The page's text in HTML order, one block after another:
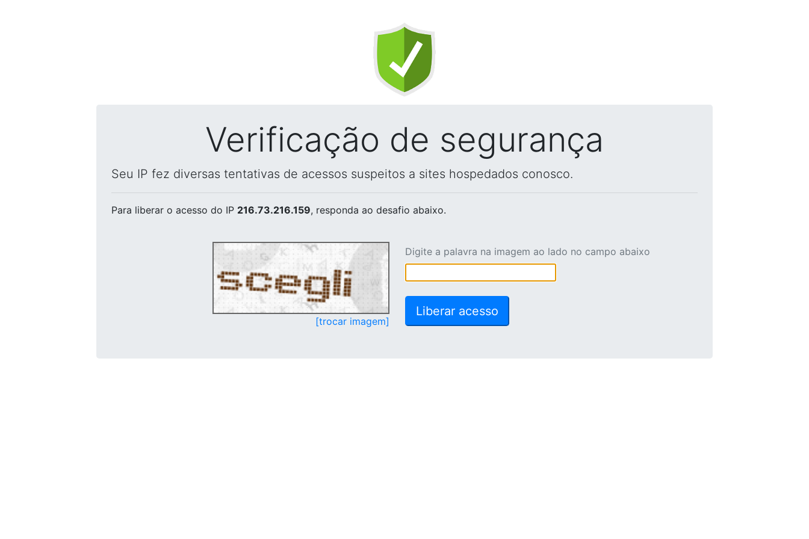
Verificação de segurança
Seu IP fez diversas tentativas de acessos suspeitos a sites hospedados conosco.
Para liberar o acesso do IP 216.73.216.159, responda ao desafio abaixo.
[trocar imagem]
Digite a palavra na imagem ao lado no campo abaixo